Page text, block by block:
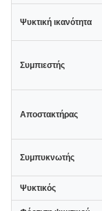
Ψυκτική ικανότητα
Συμπιεστής
Αποστακτήρας
Συμπυκνωτής
Ψυκτικός